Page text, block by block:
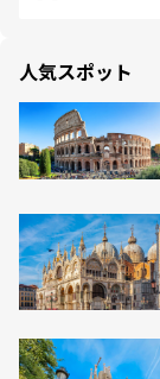
人気スポット